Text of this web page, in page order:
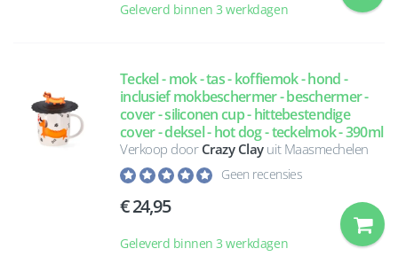
Geleverd binnen 3 werkdagen
Teckel - mok - tas - koffiemok - hond -
inclusief mokbeschermer - beschermer -
cover - siliconen cup - hittebestendige
cover - deksel - hot dog - teckelmok - 390ml
Verkoop door Crazy Clayuit Maasmechelen
Geen recensies
24,95
Geleverd binnen 3 werkdagen